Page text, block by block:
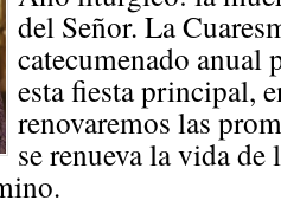
del Señor. La
catecumenado anual
esta fiesta principal,
renovaremos las
se renueva la vida de